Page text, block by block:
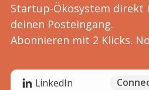
Startup-Ökosystem direkt
deinen Posteingang.
Abonnieren mit 2 Klicks.
LinkedIn